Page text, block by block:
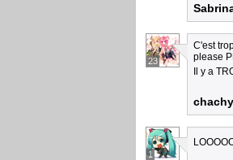
23
C'est
please
Il y a
chachy
1